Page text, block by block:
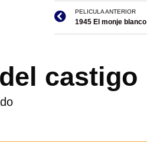
PELICULA ANTERIOR
1945 El monje blanco
castigo